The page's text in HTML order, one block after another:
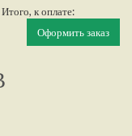
Итого, к оплате:
Оформить заказ